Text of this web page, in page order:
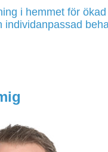
i hemmet för
individanpassad